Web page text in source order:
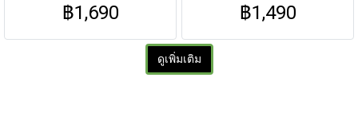
฿1,690
ขนาด 16นิ้ว 1490 บาท
฿1,490
ดูเพิ่มเติม